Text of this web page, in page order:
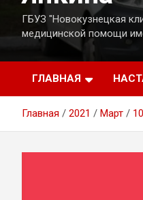
ГБУЗ "Новокузнецкая
медицинской помощи
ГЛАВНАЯ
Главная 2021 Март 10